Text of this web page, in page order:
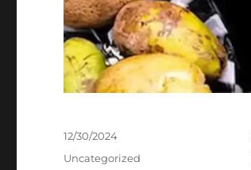
Posted
12/30/2024
Categories
Uncategorized